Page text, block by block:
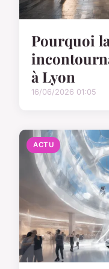
Pourquoi
à Lyon
16/06/2026 01:05
ACTU